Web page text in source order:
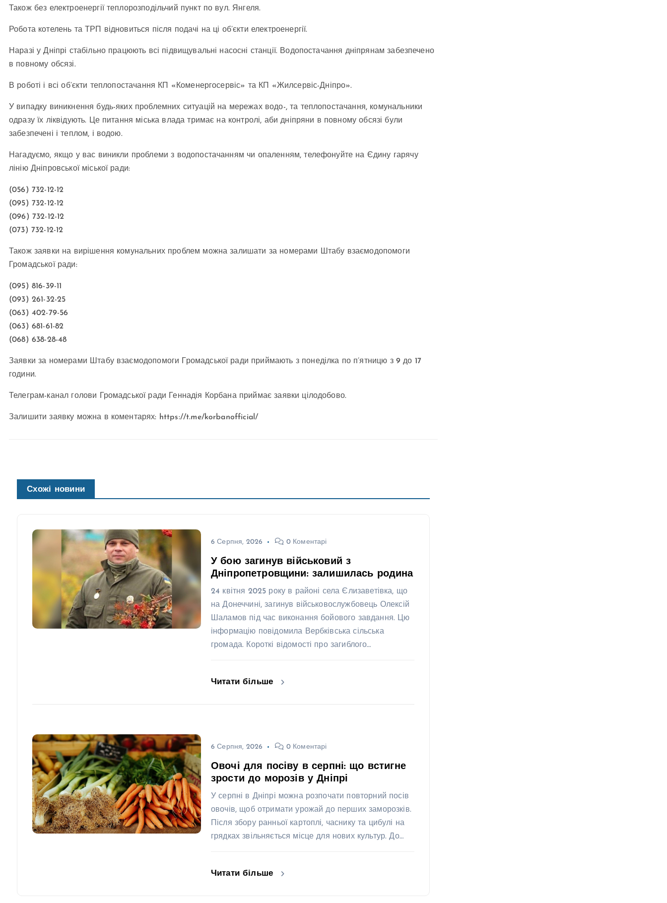
Також без електроенергії теплорозподільчий пункт по вул. Янгеля.
Робота котелень та ТРП відновиться після подачі на ці об’єкти електроенергії.
Наразі у Дніпрі стабільно працюють всі підвищувальні насосні станції. Водопостачання дніпрянам забезпечено
в повному обсязі.
В роботі і всі об’єкти теплопостачання КП «Коменергосервіс» та КП «Жилсервіс-Дніпро».
У випадку виникнення будь-яких проблемних ситуацій на мережах водо-, та теплопостачання, комунальники
одразу їх ліквідують. Це питання міська влада тримає на контролі, аби дніпряни в повному обсязі були
забезпечені і теплом, і водою.
Нагадуємо, якщо у вас виникли проблеми з водопостачанням чи опаленням, телефонуйте на Єдину гарячу
лінію Дніпровської міської ради:
(056) 732-12-12
(095) 732-12-12
(096) 732-12-12
(073) 732-12-12
Також заявки на вирішення комунальних проблем можна залишати за номерами Штабу взаємодопомоги
Громадської ради:
(095) 816-39-11
(093) 261-32-25
(063) 402-79-56
(063) 681-61-82
(068) 638-28-48
Заявки за номерами Штабу взаємодопомоги Громадської ради приймають з понеділка по п’ятницю з 9 до 17
години.
Телеграм-канал голови Громадської ради Геннадія Корбана приймає заявки цілодобово.
Залишити заявку можна в коментарях: https://t.me/korbanofficial/
Схожі новини
6 Серпня, 2026 0 Коментарі
У бою загинув військовий з
Дніпропетровщини: залишилась родина
24 квітня 2025 року в районі села Єлизаветівка, що
на Донеччині, загинув військовослужбовець Олексій
Шаламов під час виконання бойового завдання. Цю
інформацію повідомила Вербківська сільська
громада. Короткі відомості про загиблого…
Читати більше
6 Серпня, 2026 0 Коментарі
Овочі для посіву в серпні: що встигне
зрости до морозів у Дніпрі
У серпні в Дніпрі можна розпочати повторний посів
овочів, щоб отримати урожай до перших заморозків.
Після збору ранньої картоплі, часнику та цибулі на
грядках звільняється місце для нових культур. До…
Читати більше